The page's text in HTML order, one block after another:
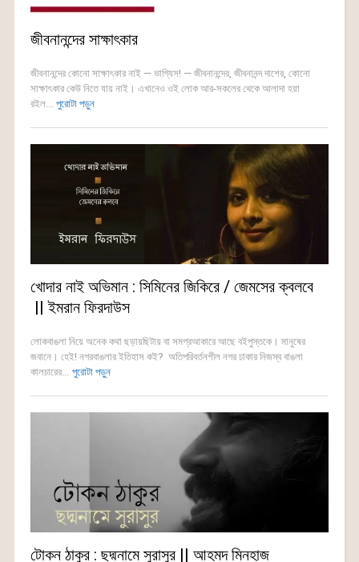
জীবনানন্দের সাক্ষাৎকার
জীবনানন্দের কোনো সাক্ষাৎকার নাই — ভাগ্যিস! — জীবনানন্দের, জীবনানন্দ দাশের, কোনো
সাক্ষাৎকার কেউ নিতে যায় নাই। এখানেও ওই লোক আর-সকলের থেকে আলাদা হয়া
রইল... পুরোটা পড়ুন
খোদার নাই অভিমান : সিমিনের জিকিরে / জেমসের ক্বলবে
|| ইমরান ফিরদাউস
লোকবাঙলা নিয়ে অনেক কথা ছড়ায়ছিটায় বা সমগ্রআকারে আছে বইপুস্তকে। মানুষের
জবানে। হেই! নগরবাঙলার ইতিহাস কই? অতিপরিবর্তনশীল নগর ঢাকার নিজস্ব বাঙলা
কালচারের... পুরোটা পড়ুন
টোকন ঠাকুর : ছদ্মনামে সুরাসুর || আহমদ মিনহাজ